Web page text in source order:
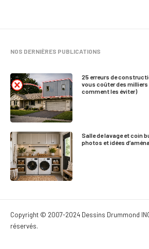
NOS DERNIÈRES PUBLICATIONS
25 erreurs de
vous coûter des milliers
comment les éviter)
Salle de lavage et coin
photos et idées
Copyright © 2007-2024 Dessins Drummond
réservés.
Mis à jour le 6 août 2026
18 IDÉES DE DOSSERETS DE
TRANSFORMER VOTRE
par Jennifer Larocque